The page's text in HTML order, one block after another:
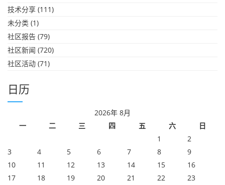
技术分享 (111)
未分类 (1)
社区报告 (79)
社区新闻 (720)
社区活动 (71)
日历
2026年 8月
一
二 三 四 五 六
日
1
2
3
4 5 6 7 8
9
10
11 12 13 14 15
16
17
18 19 20 21 22 23